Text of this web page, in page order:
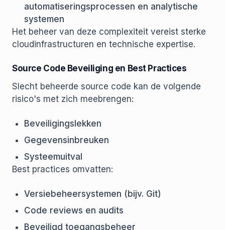
automatiseringsprocessen en analytische
systemen
Het beheer van deze complexiteit vereist sterke
cloudinfrastructuren en technische expertise.
Source Code Beveiliging en Best Practices
Slecht beheerde source code kan de volgende
risico's met zich meebrengen:
Beveiligingslekken
Gegevensinbreuken
Systeemuitval
Best practices omvatten:
Versiebeheersystemen (bijv. Git)
Code reviews en audits
Beveiligd toegangsbeheer